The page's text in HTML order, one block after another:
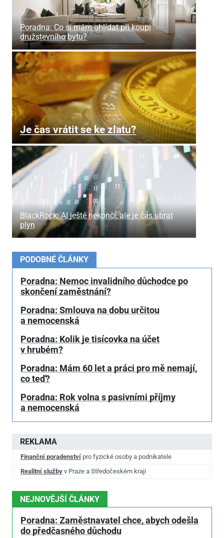
Poradna: Co si mám ohlídat při koupi
družstevního bytu?
Je čas vrátit se ke zlatu?
BlackRock: AI ještě nekončí, ale je čas ubrat
plyn
REKLAMA
Finanční poradenství pro fyzické osoby a podnikatele
Realitní služby v Praze a Středočeském kraji
NEJNOVĚJŠÍ ČLÁNKY
Poradna: Zaměstnavatel chce, abych odešla
do předčasného důchodu
PODOBNÉ ČLÁNKY
Poradna: Nemoc invalidního důchodce po
skončení zaměstnání?
Poradna: Smlouva na dobu určitou
a nemocenská
Poradna: Kolik je tisícovka na účet
v hrubém?
Poradna: Mám 60 let a práci pro mě nemají,
co teď?
Poradna: Rok volna s pasivními příjmy
a nemocenská